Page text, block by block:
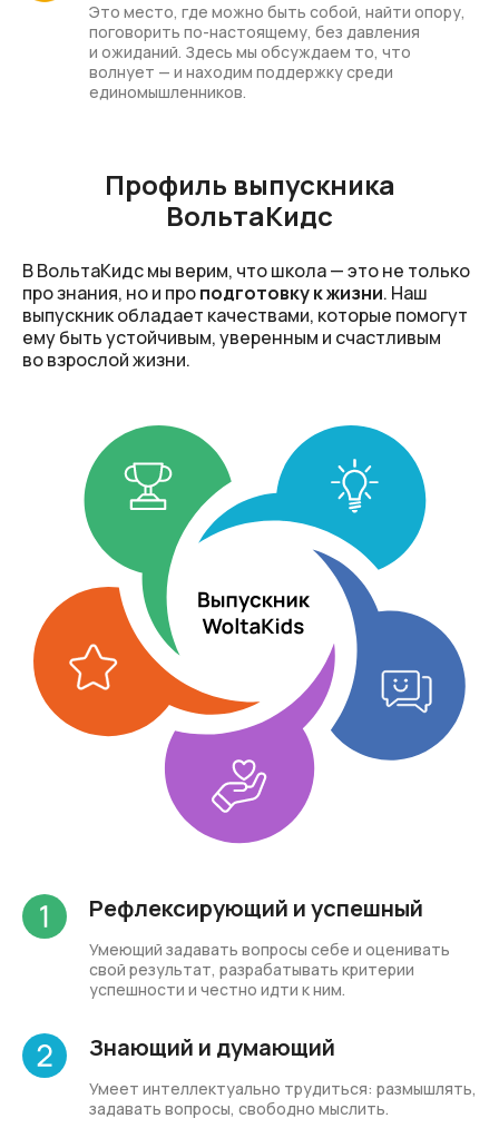
Это место, где можно быть собой, найти опору,
поговорить по-настоящему, без давления
и ожиданий. Здесь мы обсуждаем то, что
волнует — и находим поддержку среди
единомышленников.
Профиль выпускника
ВольтаКидс
В ВольтаКидс мы верим, что школа — это не только
про знания, но и проподготовку к жизни. Наш
выпускник обладает качествами, которые помогут
ему быть устойчивым, уверенным и счастливым
во взрослой жизни.
Рефлексирующий и успешный
Умеющий задавать вопросы себе и оценивать
свой результат, разрабатывать критерии
успешности и честно идти к ним.
Знающий и думающий
Умеет интеллектуально трудиться: размышлять,
задавать вопросы, свободно мыслить.